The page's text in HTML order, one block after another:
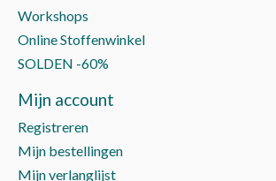
Workshops
Online Stoffenwinkel
SOLDEN -60%
Mijn account
Registreren
Mijn bestellingen
Mijn verlanglijst